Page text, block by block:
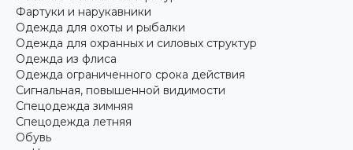
Фартуки и нарукавники
Одежда для охоты и рыбалки
Одежда для охранных и силовых структур
Одежда из флиса
Одежда ограниченного срока действия
Сигнальная, повышенной видимости
Спецодежда зимняя
Спецодежда летняя
Обувь